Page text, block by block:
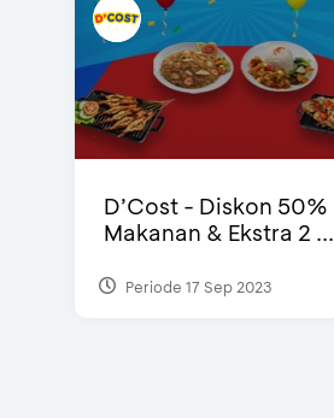
D’Cost - Diskon 50%
Makanan & Ekstra 2 ...
Periode 17 Sep 2023